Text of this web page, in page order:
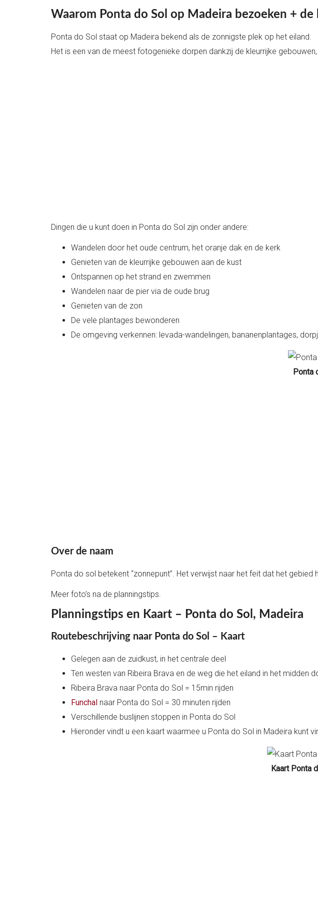
Waarom Ponta do Sol op Madeira bezoeken +
Ponta do Sol staat op Madeira bekend als de zonnigste plek op het eiland.
Het is een van de meest fotogenieke dorpen dankzij de kleurrijke
Dingen die u kunt doen in Ponta do Sol zijn onder andere:
Wandelen door het oude centrum, het oranje dak en de kerk
Genieten van de kleurrijke gebouwen aan de kust
Ontspannen op het strand en zwemmen
Wandelen naar de pier via de oude brug
Genieten van de zon
De vele plantages bewonderen
De omgeving verkennen: levada-wandelingen, bananenplantages,
Ponta
Over de naam
Ponta do sol betekent “zonnepunt”. Het verwijst naar het feit dat het
Meer foto’s na de planningstips.
Planningstips en Kaart – Ponta do Sol, Madeira
Routebeschrijving naar Ponta do Sol – Kaart
Gelegen aan de zuidkust, in het centrale deel
Ten westen van Ribeira Brava en de weg die het eiland in het midden
Ribeira Brava naar Ponta do Sol = 15min rijden
Funchal naar Ponta do Sol = 30 minuten rijden
Verschillende buslijnen stoppen in Ponta do Sol
Hieronder vindt u een kaart waarmee u Ponta do Sol in Madeira kunt
Kaart Ponta